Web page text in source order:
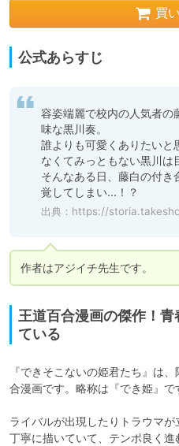
買
公式あらすじ
容姿端麗で校内の人気者の
味な黒川奏。
誰よりも可愛くありたいと
なくてみっともない黒川は
そんなある日、藤白の付き
覚してしまい...！？
出典： https://
作者はアジイチ先生です。
王道百合漫画の傑作！
ている
『できそこないの姫君たち』は
合漫画です。略称は『でき姫』で
ライバルが出現したりトラウマ
丁寧に描いていて、テンポ良く